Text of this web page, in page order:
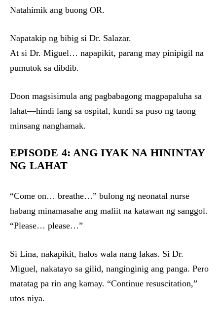
Natahimik ang buong OR.
Napatakip ng bibig si Dr. Salazar.
At si Dr. Miguel… napapikit, parang may pinipigil na
pumutok sa dibdib.
Doon magsisimula ang pagbabagong magpapaluha sa
lahat—hindi lang sa ospital, kundi sa puso ng taong
minsang nanghamak.
EPISODE 4: ANG IYAK NA HININTAY
NG LAHAT
“Come on… breathe…” bulong ng neonatal nurse
habang minamasahe ang maliit na katawan ng sanggol.
“Please… please…”
Si Lina, nakapikit, halos wala nang lakas. Si Dr.
Miguel, nakatayo sa gilid, nanginginig ang panga. Pero
matatag pa rin ang kamay. “Continue resuscitation,”
utos niya.